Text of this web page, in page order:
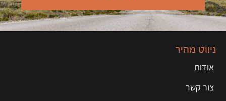
ניווט מהיר
אודות
צור קשר